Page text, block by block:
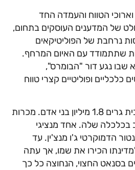
וארוכי הטווח והעמדה החד
של המדענים העוסקים בתחום,
נרחבת של הפוליטיקאים
שתתמודד עם האיום המרחף.
שבו נגע דור "הבומרס",
כלכליים ופוליטיים קצרי טווח
במדינת וירג'יניה המערבית גרים 1.8 מיליון בני אדם. מכרות
בכלכלה שלה. אחד מנציגי
הדמוקרטי ג'ו מנצ'ין. עד
הכירו את שמו, אך עתה
בסנאט החצוי, הנחוצה כל כך